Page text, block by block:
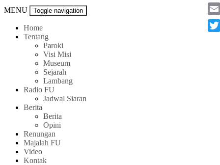
MENU Toggle navigation
Home
Tentang
Paroki
Visi Misi
Museum
Sejarah
Lambang
Radio FU
Jadwal Siaran
Berita
Berita
Opini
Renungan
Majalah FU
Video
Kontak